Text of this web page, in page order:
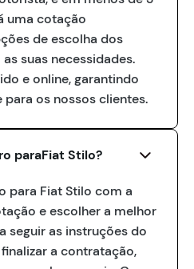
uma cotação
de escolha dos
suas necessidades.
e online, garantindo
os nossos clientes.
paraFiat Stilo?
para Fiat Stilo com a
e escolher a melhor
seguir as instruções do
a contratação,